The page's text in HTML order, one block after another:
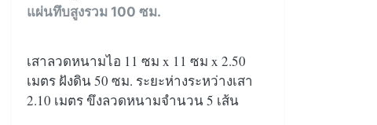
แผ่นทึบสูงรวม 100 ซม.
เสาลวดหนามไอ 11 ซม x 11 ซม x 2.50
เมตร ฝังดิน 50 ซม. ระยะห่างระหว่างเสา
2.10 เมตร ขึงลวดหนามจำนวน 5 เส้น